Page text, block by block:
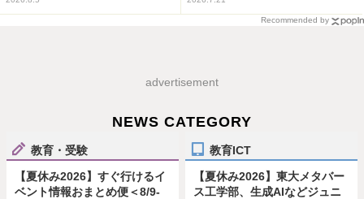
Recommended by
advertisement
NEWS CATEGORY
教育・受験
【夏休み2026】すぐ行けるイ
ベント情報おまとめ便＜8/9-
教育ICT
【夏休み2026】東大メタバー
ス工学部、生成AIなどジュニ